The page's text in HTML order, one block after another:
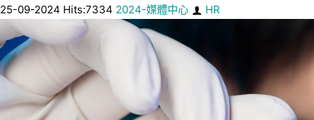
25-09-2024 Hits:7334 2024-媒體中心 HR